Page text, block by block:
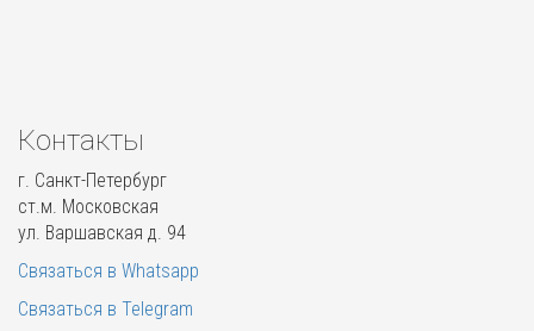
Контакты
г. Санкт-Петербург
ст.м. Московская
ул. Варшавская д. 94
Связаться в Whatsapp
Связаться в Telegram